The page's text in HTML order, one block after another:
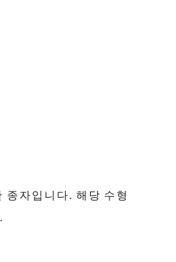
종자입니다. 해당 수형